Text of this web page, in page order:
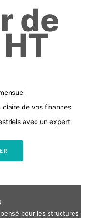
de
claire de vos finances
avec un expert
pour les structures